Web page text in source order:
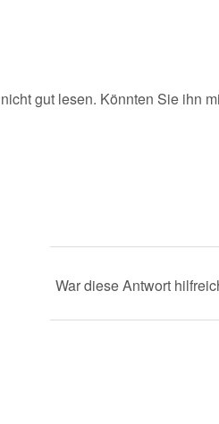
gut lesen. Könnten Sie ihn
War diese Antwort